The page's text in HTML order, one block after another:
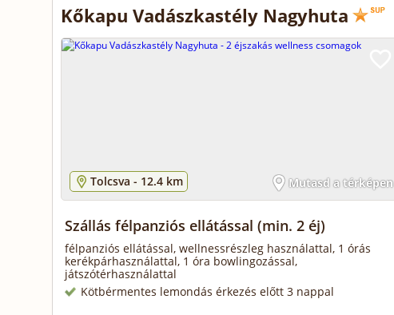
Kőkapu Vadászkastély Nagyhuta
Mutasd a térképen
Tolcsva - 12.4 km
Szállás félpanziós ellátással (min. 2 éj)
félpanziós ellátással, wellnessrészleg használattal, 1 órás
kerékpárhasználattal, 1 óra bowlingozással,
játszótérhasználattal
Kötbérmentes lemondás érkezés előtt 3 nappal